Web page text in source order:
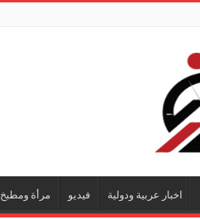
اخبار عربية ودولية فيديو مرأة ومطبخ